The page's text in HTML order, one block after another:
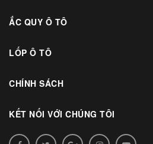
ẮC QUY Ô TÔ
LỐP Ô TÔ
CHÍNH SÁCH
KẾT NỐI VỚI CHÚNG TÔI